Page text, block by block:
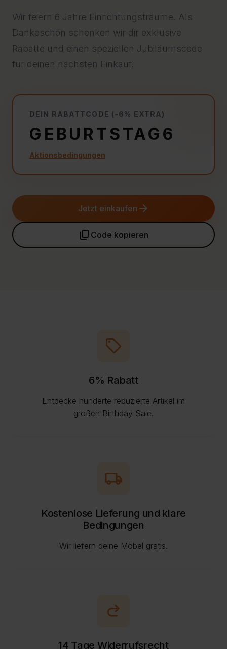
Wir feiern 6 Jahre Einrichtungsträume. Als
Dankeschön schenken wir dir exklusive
Rabatte und einen speziellen Jubiläumscode
für deinen nächsten Einkauf.
DEIN RABATTCODE (-6% EXTRA)
GEBURTSTAG6
Aktionsbedingungen
Jetzt einkaufen arrow_forward
content_copy Code kopieren
sell
6% Rabatt
Entdecke hunderte reduzierte Artikel im
großen Birthday Sale.
local_shipping
Kostenlose Lieferung und klare
Bedingungen
Wir liefern deine Möbel gratis.
redo
14 Tage Widerrufsrecht